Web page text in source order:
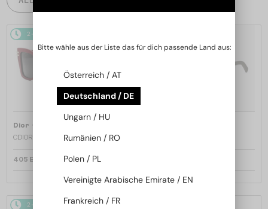
2-4 WERKTAGE
Dior —
CDIOR S1F - 35A0 D - 56
405 EUR
2-4 WERKTAGE
Bitte wähle aus der Liste das für dich passende Land aus:
Österreich / AT
Deutschland / DE
Ungarn / HU
Rumänien / RO
Polen / PL
Vereinigte Arabische Emirate / EN
Frankreich / FR